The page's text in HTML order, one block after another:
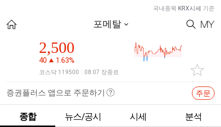
국내종목 KRX시세 기준
포메탈
2,500
40 1.63%
코스닥 119500 08.07 장종료
증권플러스 앱으로 주문하기 주문
종합 뉴스/공시 시세 분석